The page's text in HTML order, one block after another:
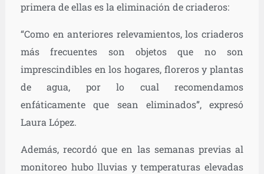
primera de ellas es la eliminación de criaderos:
“Como en anteriores relevamientos, los criaderos
más frecuentes son objetos que no son
imprescindibles en los hogares, floreros y plantas
de agua, por lo cual recomendamos
enfáticamente que sean eliminados”, expresó
Laura López.
Además, recordó que en las semanas previas al
monitoreo hubo lluvias y temperaturas elevadas